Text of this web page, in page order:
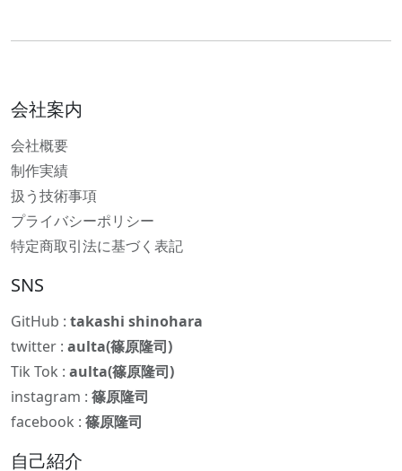
会社案内
会社概要
制作実績
扱う技術事項
プライバシーポリシー
特定商取引法に基づく表記
SNS
GitHub : takashi shinohara
twitter : aulta(篠原隆司)
Tik Tok : aulta(篠原隆司)
instagram : 篠原隆司
facebook : 篠原隆司
自己紹介